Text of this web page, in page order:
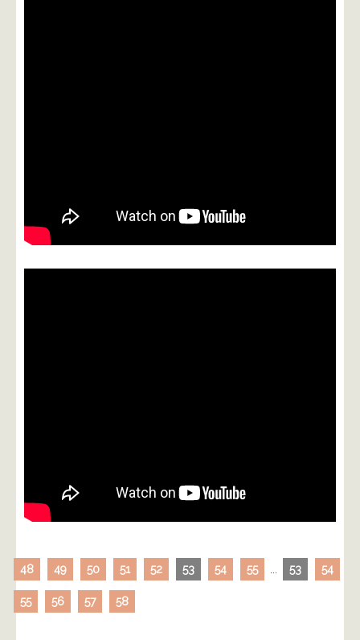
48 49 50 51 52 53 54 55 53 54
55 56 57 58